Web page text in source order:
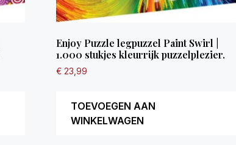
Enjoy Puzzle legpuzzel Paint Swirl |
1.000 stukjes kleurrijk puzzelplezier.
€23,99
TOEVOEGEN AAN
WINKELWAGEN